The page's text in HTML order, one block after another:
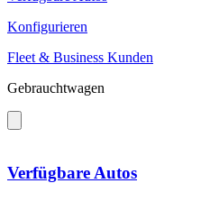
Konfigurieren
Fleet & Business Kunden
Gebrauchtwagen
Verfügbare Autos